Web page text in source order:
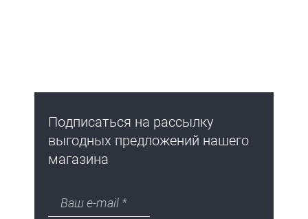
Подписаться на рассылку
выгодных предложений нашего
магазина